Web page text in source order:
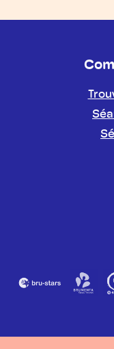
Partenaires